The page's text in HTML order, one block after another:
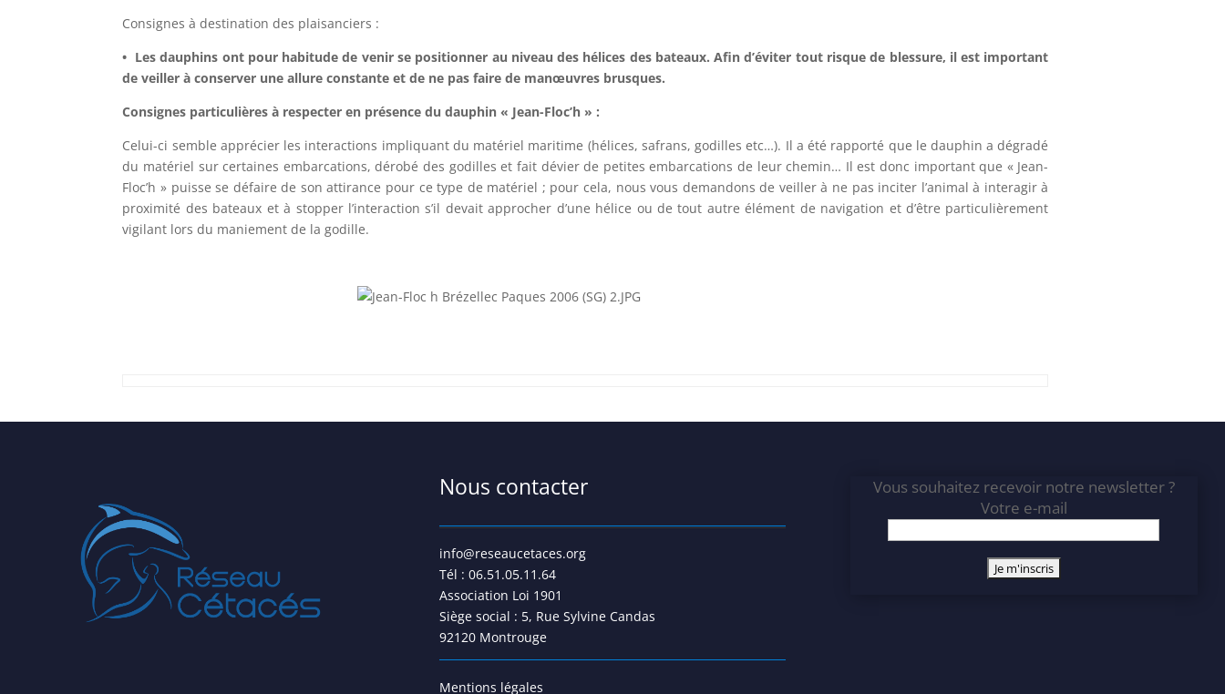
Consignes à destination des plaisanciers :
• Les dauphins ont pour habitude de venir se positionner au niveau des hélices des bateaux. Afin d’éviter tout risque de blessure, il est important
de veiller à conserver une allure constante et de ne pas faire de manœuvres brusques.
Consignes particulières à respecter en présence du dauphin « Jean-Floc’h » :
Celui-ci semble apprécier les interactions impliquant du matériel maritime (hélices, safrans, godilles etc…). Il a été rapporté que le dauphin a dégradé
du matériel sur certaines embarcations, dérobé des godilles et fait dévier de petites embarcations de leur chemin… Il est donc important que « Jean-
Floc’h » puisse se défaire de son attirance pour ce type de matériel ; pour cela, nous vous demandons de veiller à ne pas inciter l’animal à interagir à
proximité des bateaux et à stopper l’interaction s’il devait approcher d’une hélice ou de tout autre élément de navigation et d’être particulièrement
vigilant lors du maniement de la godille.
Nous contacter
info@reseaucetaces.org
Tél : 06.51.05.11.64
Association Loi 1901
Siège social : 5, Rue Sylvine Candas
92120 Montrouge
Mentions légales
Vous souhaitez recevoir notre newsletter ?
Votre e-mail